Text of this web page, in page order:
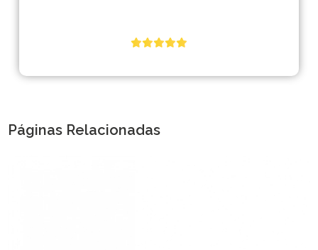
Páginas Relacionadas